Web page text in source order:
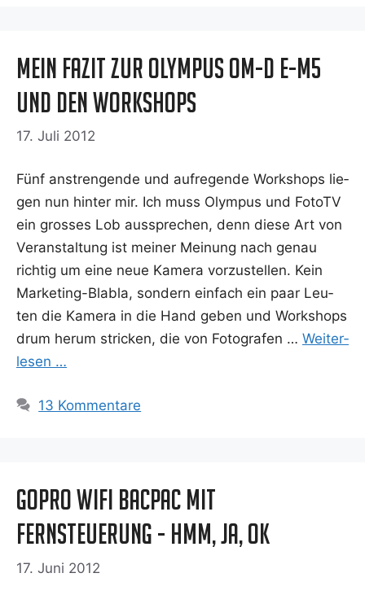
Mein Fazit zur Olympus OM-D E-M5
und den Workshops
17. Juli 2012
Fünf anstren­gen­de und auf­re­gen­de Work­shops lie­
gen nun hin­ter mir. Ich muss Olym­pus und Foto­TV
ein gros­ses Lob aus­spre­chen, denn die­se Art von
Ver­an­stal­tung ist mei­ner Mei­nung nach genau
rich­tig um eine neue Kame­ra vor­zu­stel­len. Kein
Mar­ke­­ting-Bla­­b­la, son­dern ein­fach ein paar Leu­
ten die Kame­ra in die Hand geben und Work­shops
drum her­um stri­cken, die von Foto­gra­fen … Wei­ter­
le­sen …
13 Kommentare
GoPro Wifi Bacpac mit
Fernsteuerung - Hmm, ja, ok
17. Juni 2012